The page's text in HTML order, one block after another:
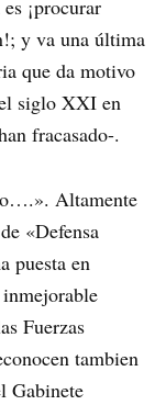
¡procurar
y va una última
que da motivo
siglo XXI en
fracasado-.
Altamente
«Defensa
puesta en
Fuerzas
tambien
Gabinete